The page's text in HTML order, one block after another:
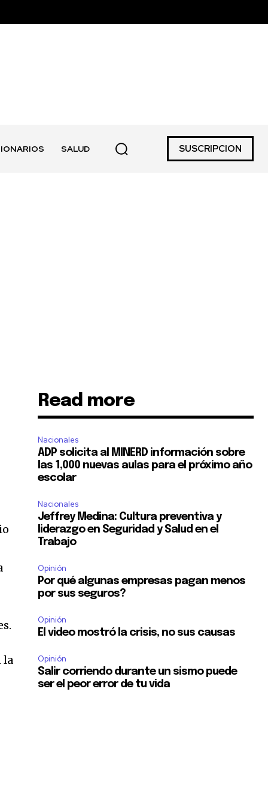
SALUD SUSCRIPCION
la
Read more
Nacionales
ADP solicita al MINERD información sobre
las 1,000 nuevas aulas para el próximo año
escolar
Nacionales
Jeffrey Medina: Cultura preventiva y
liderazgo en Seguridad y Salud en el
Trabajo
Opinión
Por qué algunas empresas pagan menos
por sus seguros?
Opinión
El video mostró la crisis, no sus causas
Opinión
Salir corriendo durante un sismo puede
ser el peor error de tu vida